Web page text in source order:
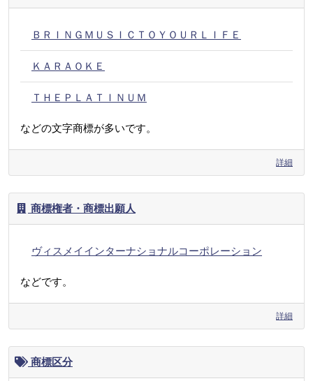
ＢＲＩＮＧＭＵＳＩＣＴＯＹＯＵＲＬＩＦＥ
ＫＡＲＡＯＫＥ
ＴＨＥＰＬＡＴＩＮＵＭ
などの文字商標が多いです。
詳細
商標権者・商標出願人
ヴィスメイインターナショナルコーポレーション
などです。
詳細
商標区分